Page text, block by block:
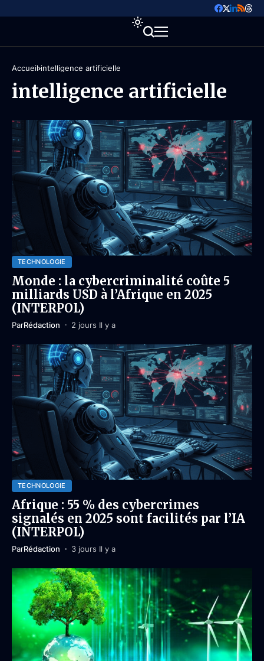
Accueil intelligence artificielle
intelligence artificielle
TECHNOLOGIE
Monde : la cybercriminalité coûte 5
milliards USD à l’Afrique en 2025
(INTERPOL)
ParRédaction 2 jours Il y a
TECHNOLOGIE
Afrique : 55 % des cybercrimes
signalés en 2025 sont facilités par l’IA
(INTERPOL)
ParRédaction 3 jours Il y a